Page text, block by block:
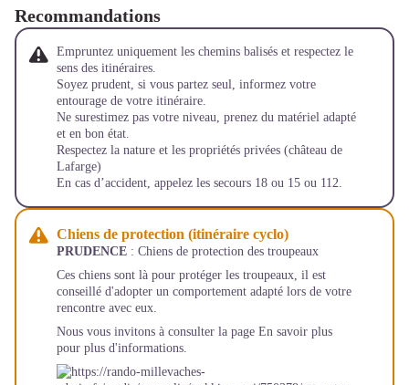
Recommandations
Empruntez uniquement les chemins balisés et respectez le
sens des itinéraires.
Soyez prudent, si vous partez seul, informez votre
entourage de votre itinéraire.
Ne surestimez pas votre niveau, prenez du matériel adapté
et en bon état.
Respectez la nature et les propriétés privées (château de
Lafarge)
En cas d’accident, appelez les secours 18 ou 15 ou 112.
Chiens de protection (itinéraire cyclo)
PRUDENCE : Chiens de protection des troupeaux
Ces chiens sont là pour protéger les troupeaux, il est
conseillé d'adopter un comportement adapté lors de votre
rencontre avec eux.
Nous vous invitons à consulter la page En savoir plus
pour plus d'informations.